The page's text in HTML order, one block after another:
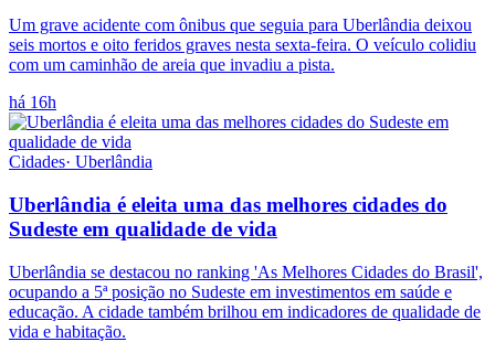
Um grave acidente com ônibus que seguia para Uberlândia deixou
seis mortos e oito feridos graves nesta sexta-feira. O veículo colidiu
com um caminhão de areia que invadiu a pista.
há 16h
Cidades· Uberlândia
Uberlândia é eleita uma das melhores cidades do
Sudeste em qualidade de vida
Uberlândia se destacou no ranking 'As Melhores Cidades do Brasil',
ocupando a 5ª posição no Sudeste em investimentos em saúde e
educação. A cidade também brilhou em indicadores de qualidade de
vida e habitação.